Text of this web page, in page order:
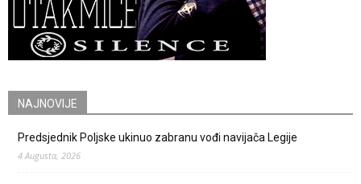
NAJNOVIJE
Predsjednik Poljske ukinuo zabranu vođi navijača Legije
4 Augusta, 2026